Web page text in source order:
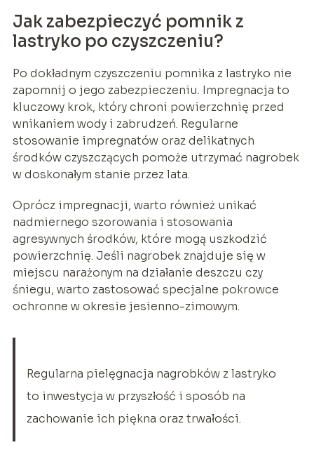
Jak zabezpieczyć pomnik z
lastryko po czyszczeniu?
Po dokładnym czyszczeniu pomnika z lastryko nie
zapomnij o jego zabezpieczeniu. Impregnacja to
kluczowy krok, który chroni powierzchnię przed
wnikaniem wody i zabrudzeń. Regularne
stosowanie impregnatów oraz delikatnych
środków czyszczących pomoże utrzymać nagrobek
w doskonałym stanie przez lata.
Oprócz impregnacji, warto również unikać
nadmiernego szorowania i stosowania
agresywnych środków, które mogą uszkodzić
powierzchnię. Jeśli nagrobek znajduje się w
miejscu narażonym na działanie deszczu czy
śniegu, warto zastosować specjalne pokrowce
ochronne w okresie jesienno-zimowym.
Regularna pielęgnacja nagrobków z lastryko
to inwestycja w przyszłość i sposób na
zachowanie ich piękna oraz trwałości.